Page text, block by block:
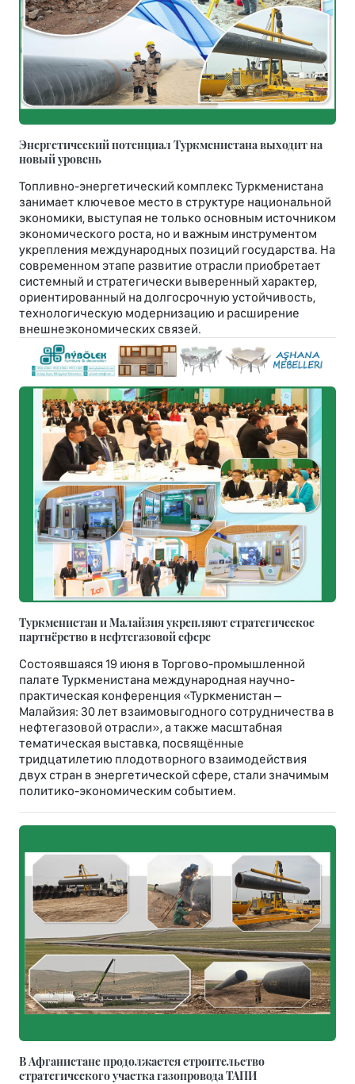
Энергетический потенциал Туркменистана выходит на
новый уровень
Топливно-энергетический комплекс Туркменистана
занимает ключевое место в структуре национальной
экономики, выступая не только основным источником
экономического роста, но и важным инструментом
укрепления международных позиций государства. На
современном этапе развитие отрасли приобретает
системный и стратегически выверенный характер,
ориентированный на долгосрочную устойчивость,
технологическую модернизацию и расширение
внешнеэкономических связей.
Туркменистан и Малайзия укрепляют стратегическое
партнёрство в нефтегазовой сфере
Состоявшаяся 19 июня в Торгово-промышленной
палате Туркменистана международная научно-
практическая конференция «Туркменистан –
Малайзия: 30 лет взаимовыгодного сотрудничества в
нефтегазовой отрасли», а также масштабная
тематическая выставка, посвящённые
тридцатилетию плодотворного взаимодействия
двух стран в энергетической сфере, стали значимым
политико-экономическим событием.
В Афганистане продолжается строительство
стратегического участка газопровода ТАПИ